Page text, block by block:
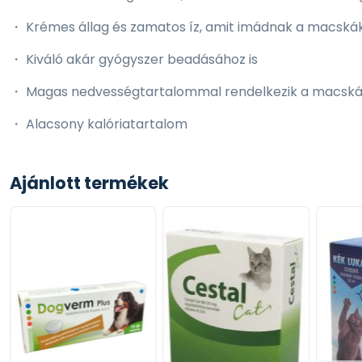
・ Krémes állag és zamatos íz, amit imádnak a
・ Kiváló akár gyógyszer beadásához is
・ Magas nedvességtartalommal rendelkezik a
・ Alacsony kalóriatartalom
・ Innovatív és interaktív módja az idő együtt töltésének
Jutalomként adja macskájának. Egyszerűen tépje fel
hogy kézzel adhassa kedvencének a gabona- és
tegye hűtőbe, és a lehető leghamarabb használja fel.
Biztosítson tiszta, friss vizet naponta.
Figyelmeztetés:
Ne hagyja, hogy a macska
Ajánlott termékek